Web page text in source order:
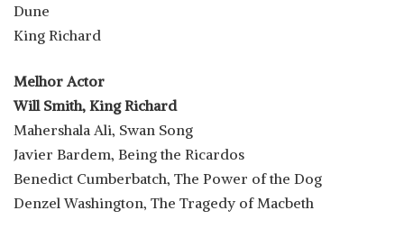
Dune
King Richard
Melhor Actor
Will Smith, King Richard
Mahershala Ali, Swan Song
Javier Bardem, Being the Ricardos
Benedict Cumberbatch, The Power of the Dog
Denzel Washington, The Tragedy of Macbeth